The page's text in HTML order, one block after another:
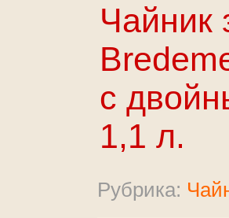
Чайник
с
1,1 л.
Рубрика: